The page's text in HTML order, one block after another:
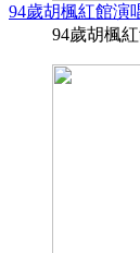
94歲胡楓紅館演
94歲胡楓